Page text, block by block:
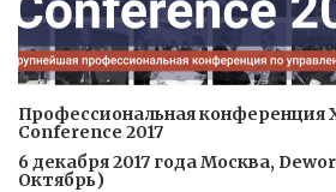
Профессиональная конференция
Conference 2017
6 декабря 2017 года Москва,
Октябрь)